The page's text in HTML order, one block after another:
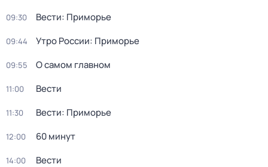
09:30 Вести: Приморье
09:44 Утро России: Приморье
09:55 О самом главном
11:00 Вести
11:30 Вести: Приморье
12:00 60 минут
14:00 Вести